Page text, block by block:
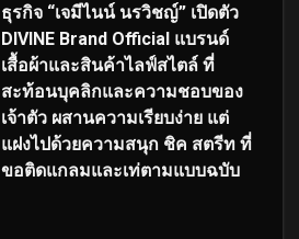
ธุรกิจ “เจมีไนน์ นรวิชญ์” เปิดตัว
DIVINE Brand Official แบรนด์
เสื้อผ้าและสินค้าไลฟ์สไตล์ ที่
สะท้อนบุคลิกและความชอบของ
เจ้าตัว ผสานความเรียบง่าย แต่
แฝงไปด้วยความสนุก ชิค สตรีท ที่
ขอติดแกลมและเท่ตามแบบฉบับ